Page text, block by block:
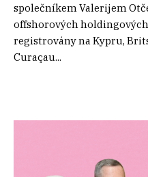
společníkem Valerijem
offshorových
registrovány na Kypru,
Curaçau...